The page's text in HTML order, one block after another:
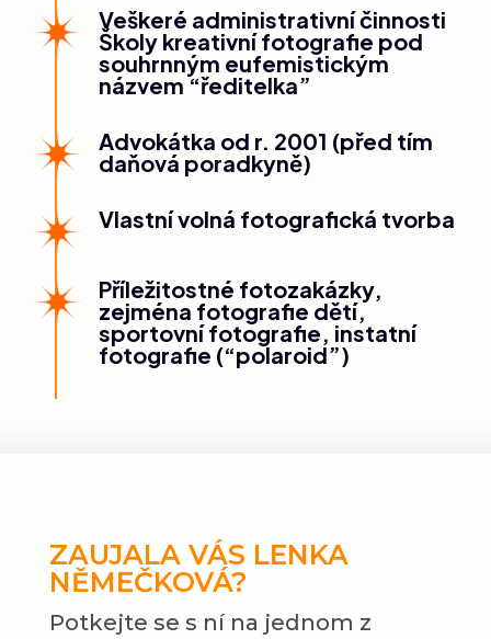
Veškeré administrativní činnosti
Školy kreativní fotografie pod
souhrnným eufemistickým
názvem “ředitelka”
Advokátka od r. 2001 (před tím
daňová poradkyně)
Vlastní volná fotografická tvorba
Příležitostné fotozakázky,
zejména fotografie dětí,
sportovní fotografie, instatní
fotografie (“polaroid”)
ZAUJALA VÁS LENKA
NĚMEČKOVÁ?
Potkejte se s ní na jednom z